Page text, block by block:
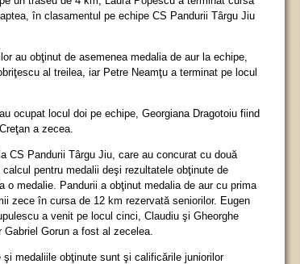
în clasamentul pe echipe CS Pandurii Târgu Jiu
au obţinut de asemenea medalia de aur la echipe,
al treilea, iar Petre Neamţu a terminat pe locul
ocupat locul doi pe echipe, Georgiana Dragotoiu fiind
a zecea.
CS Pandurii Târgu Jiu, care au concurat cu două
pentru medalii deşi rezultatele obţinute de
o medalie. Pandurii a obţinut medalia de aur cu prima
zece în cursa de 12 km rezervată seniorilor. Eugen
a venit pe locul cinci, Claudiu şi Gheorghe
Gorun a fost al zecelea.
medaliile obţinute sunt şi calificările juniorilor